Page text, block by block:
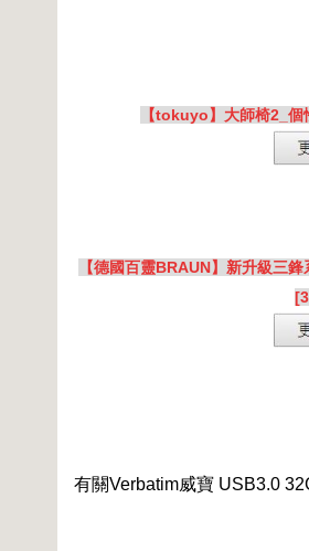
【tokuyo】大師椅2_
【德國百靈BRAUN】新升級三
有關Verbatim威寶 USB3.0